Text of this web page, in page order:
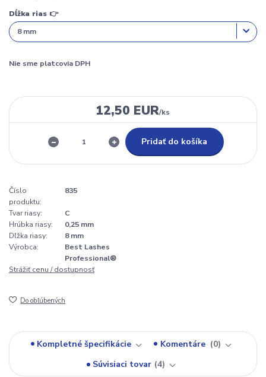
Dĺžka rias 👉
Nie sme platcovia DPH
12,50 EUR/ks
Pridať do košíka
Číslo
produktu:
835
Tvar riasy:
C
Hrúbka riasy:
0,25 mm
Dľžka riasy:
8 mm
Výrobca:
Best Lashes
Professional®
Strážiť cenu / dostupnosť
Do obľúbených
Kompletné špecifikácie Komentáre
0
Súvisiaci tovar 4